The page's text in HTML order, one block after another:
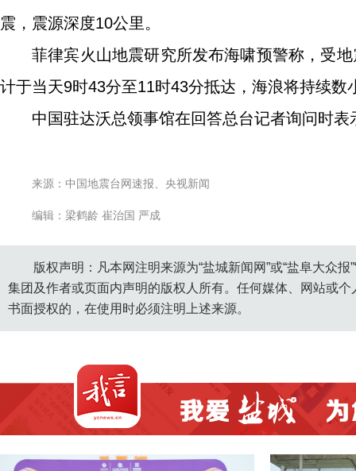
震，震源深度10公里。
菲律宾火山地震研究所发布海啸预警称，受
计于当天9时43分至11时43分抵达，海浪将持续数
中国驻达沃总领事馆在回答总台记者询问时
来源：中国地震台网速报、央视新闻
编辑：梁鹤龄 崔治国 严成
版权声明：凡本网注明来源为“盐城新闻网”或“盐阜大众
集团及作者或页面内声明的版权人所有。任何媒体、网站或
书面授权的，在使用时必须注明上述来源。